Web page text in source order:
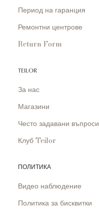
Период на гаранция
Ремонтни центрове
Return Form
TEILOR
За нас
Магазини
Често задавани въпроси
Клуб Teilor
ПОЛИТИКА
Видео наблюдение
Политика за бисквитки